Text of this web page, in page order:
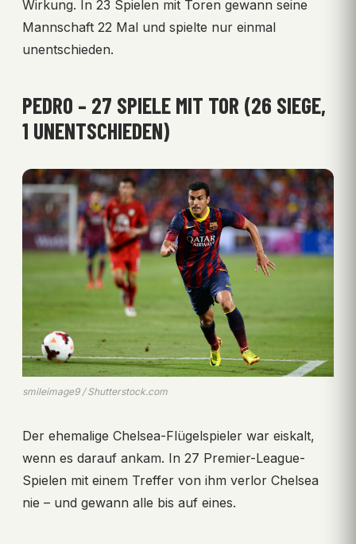
Wirkung. In 23 Spielen mit Toren gewann seine
Mannschaft 22 Mal und spielte nur einmal
unentschieden.
PEDRO – 27 SPIELE MIT TOR (26 SIEGE,
1 UNENTSCHIEDEN)
smileimage9 / Shutterstock.com
Der ehemalige Chelsea-Flügelspieler war eiskalt,
wenn es darauf ankam. In 27 Premier-League-
Spielen mit einem Treffer von ihm verlor Chelsea
nie – und gewann alle bis auf eines.